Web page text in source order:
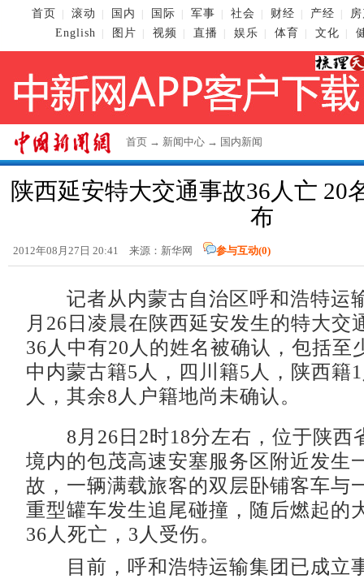
首页 滚动 国内 国际 军事 社会 财经 产经
English
图片 视频 直播 娱乐 体育 文化
首页 → 新闻中心 → 国内新闻
陕西延安特大交通事故36人亡 20
布
2012年08月27日 20:41 来源：新华网 参与互动(0)
记者从内蒙古自治区呼和浩特运
月26日凌晨在陕西延安发生的特大交
36人中有20人的姓名被确认，包括至
中内蒙古籍5人，四川籍5人，陕西籍
人，其余8人户籍地尚未确认。
8月26日2时18分左右，位于陕西
境内的包茂高速安塞服务区附近发生
故，一辆满载旅客的双层卧铺客车与
重型罐车发生追尾碰撞，随后燃起的
36人死亡，3人受伤。
目前，呼和浩特运输集团已成立